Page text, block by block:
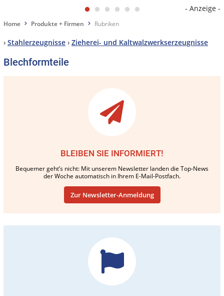
- Anzeige -
Home Produkte + Firmen Rubriken
› Stahlerzeugnisse › Zieherei- und Kaltwalzwerkserzeugnisse
Blechformteile
BLEIBEN SIE INFORMIERT!
Bequemer geht’s nicht: Mit unserem Newsletter landen die Top-News
der Woche automatisch in Ihrem E-Mail-Postfach.
Zur Newsletter-Anmeldung